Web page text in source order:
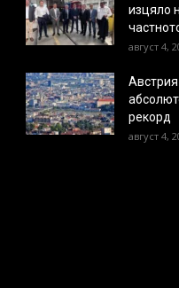
изцяло
август 4,
рекорд
август 4,